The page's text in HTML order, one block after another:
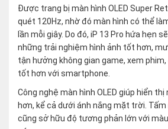
Được trang bị màn hình OLED Super
quét 120Hz, nhờ đó màn hình có thể
lần mỗi giây. Do đó, iP 13 Pro hứa hẹn
những trải nghiệm hình ảnh tốt hơn,
tận hưởng không gian game, xem
tốt hơn với smartphone.
Công nghệ màn hình OLED giúp hiển
hơn, kể cả dưới ánh nắng mặt trời.
cũng sở hữu độ tương phản lớn với